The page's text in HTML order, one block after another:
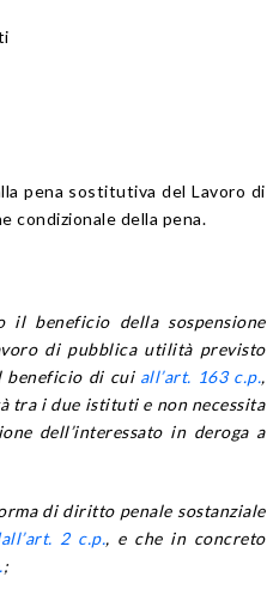
pena sostitutiva del Lavoro di
condizionale della pena.
il beneficio della sospensione
di pubblica utilità previsto
beneficio di cui all’art. 163 c.p.,
tra i due istituti e non necessita
dell’interessato in deroga a
di diritto penale sostanziale
2 c.p., e che in concreto
;